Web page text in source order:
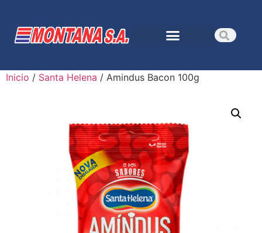
Inicio / Santa Helena / Amindus Bacon 100g